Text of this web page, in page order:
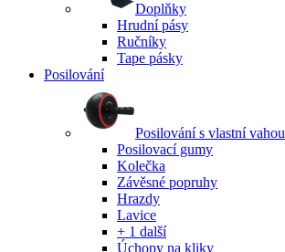
Doplňky
Hrudní pásy
Ručníky
Tape pásky
Posilování
Posilování s vlastní vahou
Posilovací gumy
Kolečka
Závěsné popruhy
Hrazdy
Lavice
+ 1 další
Úchopy na kliky